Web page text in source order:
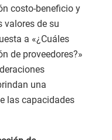
costo-beneficio y
valores de su
a «¿Cuáles
de proveedores?»
una
las capacidades